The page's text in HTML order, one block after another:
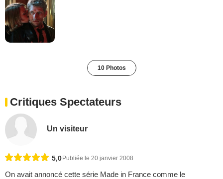
10 Photos
Critiques Spectateurs
Un visiteur
5,0Publiée le 20 janvier 2008
On avait annoncé cette série Made in France comme le